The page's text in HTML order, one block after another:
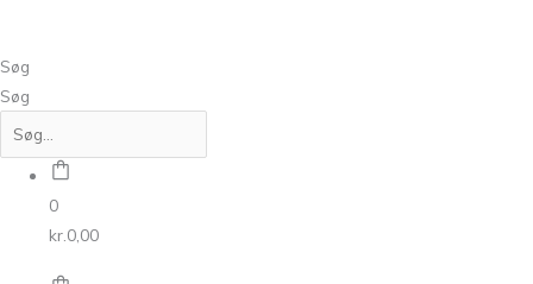
Søg
Søg
0
kr. 0,00